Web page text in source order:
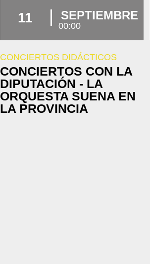
11 SEPTIEMBRE
00:00
CONCIERTOS DIDÁCTICOS
CONCIERTOS CON LA
DIPUTACIÓN - LA
ORQUESTA SUENA EN
LA PROVINCIA